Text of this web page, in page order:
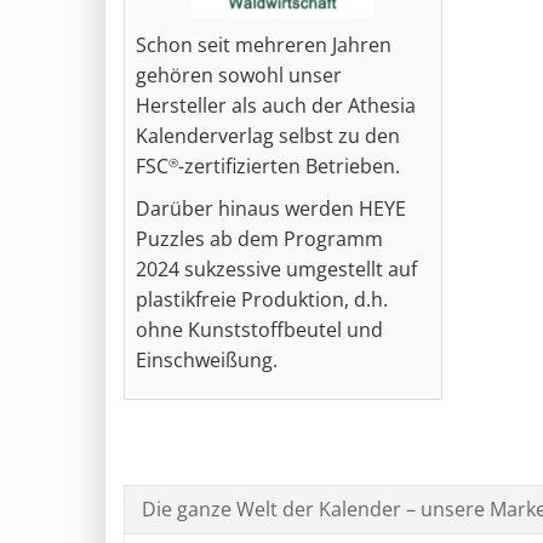
Schon seit mehreren Jahren
gehören sowohl unser
Hersteller als auch der Athesia
Kalenderverlag selbst zu den
FSC®-zertifizierten Betrieben.
Darüber hinaus werden HEYE
Puzzles ab dem Programm
2024 sukzessive umgestellt auf
plastikfreie Produktion, d.h.
ohne Kunststoffbeutel und
Einschweißung.
Die ganze Welt der Kalender – unsere